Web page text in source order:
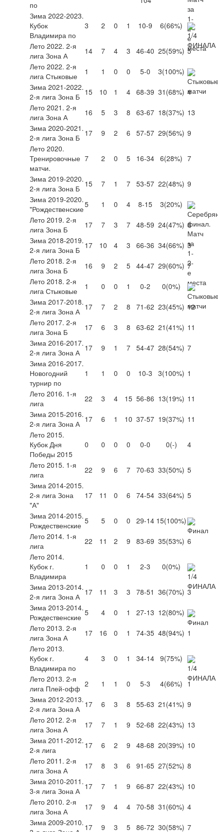
по
Зима 2022-2023.
Кубок
Владимира по
3 2 0 1 10-9 6(66%)
Лето 2022. 2-я
лига Зона А
14 7 4 3 46-40 25(59%) 5
Лето 2022. 2-я
лига Стыковые
1 1 0 0 5-0 3(100%)
Зима 2021-2022.
2-я лига Зона Б 15 10 1 4 68-39 31 (68%) 4
Лето 2021. 2-я
лига Зона А
16 5 3 8 63-67 18(37%) 13
Зима 2020-2021.
2-я лига Зона Б 17 9 2 6 57-57 29(56%) 9
Лето 2020.
Тренировочные
матчи.
7 2 0 5 16-34 6(28%) 7
Зима 2019-2020.
2-я лига Зона Б 15 7 1 7 53-57 22(48%) 9
Зима 2019-2020.
"Рождественские5 1 0 4 8-15 3(20%)
Лето 2019. 2-я
лига Зона Б
17 7 3 7 48-59 24(47%) 8
Зима 2018-2019.
2-я лига Зона Б 17 10 4 3 66-36 34(66%) 3
Лето 2018. 2-я
лига Зона Б
16 9 2 5 44-47 29(60%) 7
Лето 2018. 2-я
лига Стыковые
1 0 0 1 0-2 0(0%)
Зима 2017-2018.
2-я лига Зона А 17 7 2 8 71-62 23(45%) 12
Лето 2017. 2-я
лига Зона Б
17 6 3 8 63-62 21 (41%) 11
Зима 2016-2017.
2-я лига Зона А 17 9 1 7 54-47 28(54%) 7
Зима 2016-2017.
Новогодний
турнир по
1 1 0 0 10-3 3(100%) 1
Лето 2016. 1-я
лига
22 3 4 15 56-86 13(19%) 11
Зима 2015-2016.
2-я лига Зона А 17 6 1 10 37-57 19(37%) 11
Лето 2015.
Кубок Дня
Победы 2015
0 0 0 0 0-0 0(-) 4
Лето 2015. 1-я
лига
22 9 6 7 70-63 33(50%) 5
Зима 2014-2015.
2-я лига Зона
"А"
17 11 0 6 74-54 33(64%) 5
Зима 2014-2015.
Рождественские 5 5 0 0 29-14 15(100%)
Лето 2014. 1-я
лига
22 11 2 9 83-69 35(53%) 6
Лето 2014.
Кубок г.
Владимира
1 0 0 1 2-3 0(0%)
Зима 2013-2014.
2-я лига Зона А 17 11 3 3 78-51 36(70%) 3
Зима 2013-2014.
Рождественские 5 4 0 1 27-13 12(80%)
Лето 2013. 2-я
лига Зона А
17 16 0 1 74-35 48(94%) 1
Лето 2013.
Кубок г.
Владимира по
4 3 0 1 34-14 9(75%)
Лето 2013. 2-я
лига Плей-офф 2 1 1 0 5-3 4(66%) 1
Зима 2012-2013.
2-я лига Зона А 17 6 3 8 55-63 21 (41%) 9
Лето 2012. 2-я
лига Зона А
17 7 1 9 52-68 22(43%) 13
Зима 2011-2012.
2-я лига
17 6 2 9 48-68 20(39%) 10
Лето 2011. 2-я
лига Зона А
17 8 3 6 91-65 27(52%) 8
Зима 2010-2011.
3-я лига Зона А 17 7 1 9 66-87 22(43%) 10
Лето 2010. 2-я
лига Зона А
17 9 4 4 70-58 31 (60%) 4
Зима 2009-2010. 17 9 3 5 86-72 30(58%) 7